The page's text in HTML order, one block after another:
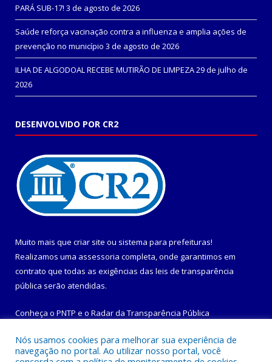
PARÁ SUB-17! 3 de agosto de 2026
Saúde reforça vacinação contra a influenza e amplia ações de
prevenção no município 3 de agosto de 2026
ILHA DE ALGODOAL RECEBE MUTIRÃO DE LIMPEZA29 de julho de
2026
DESENVOLVIDO POR CR2
Muito mais que criar site ou sistema para prefeituras!
Realizamos uma assessoria completa, onde garantimos em
contrato que todas as exigências das leis de transparência
pública serão atendidas.
Conheça o PNTP e o Radar da Transparência Pública
Nós usamos cookies para melhorar sua experiência de
navegação no portal. Ao utilizar nosso portal, você